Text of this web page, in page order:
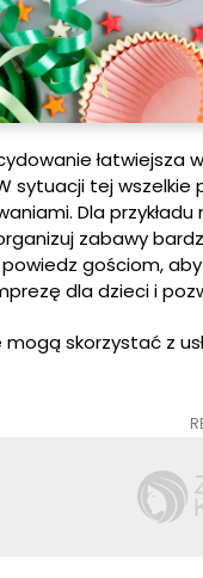
łatwiejsza
sytuacji tej wszelkie
Dla
zabawy
gościom,
dla dzieci i
skorzystać z